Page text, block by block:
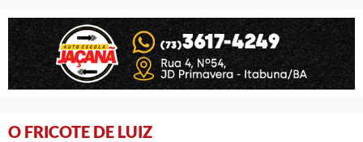
O FRICOTE DE LUIZ